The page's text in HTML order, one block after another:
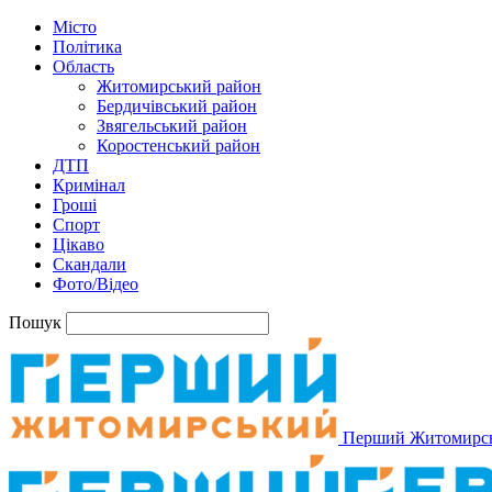
Місто
Політика
Область
Житомирський район
Бердичівський район
Звягельський район
Коростенський район
ДТП
Кримінал
Гроші
Спорт
Цікаво
Скандали
Фото/Відео
Пошук
Перший